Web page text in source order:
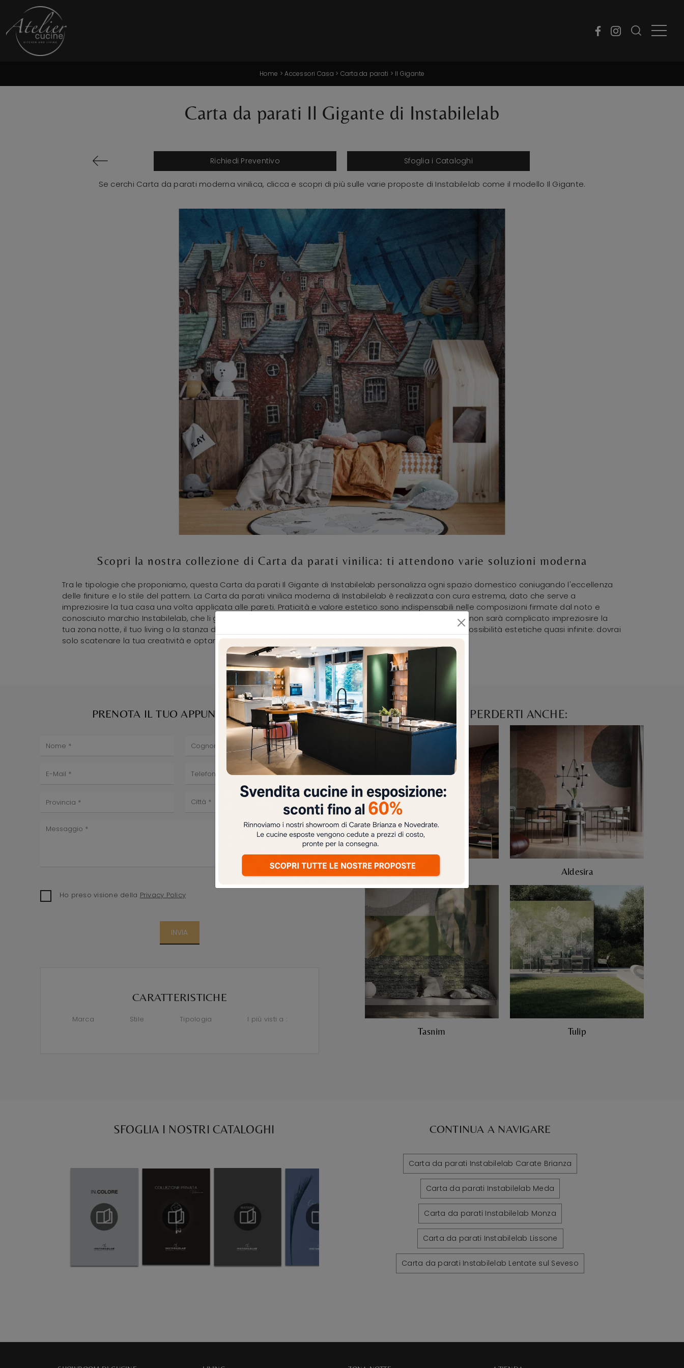
Home >Accessori Casa > Carta da parati > Il Gigante
Carta da parati Il Gigante di Instabilelab
Richiedi Preventivo Sfoglia i Cataloghi
Se cerchi Carta da parati moderna vinilica, clicca e scopri di più sulle varie proposte di Instabilelab come il modello Il Gigante.
Scopri la nostra collezione di Carta da parati vinilica: ti attendono varie soluzioni moderna
Tra le tipologie che proponiamo, questa Carta da parati Il Gigante di Instabilelab personalizza ogni spazio domestico coniugando l'eccellenza
delle finiture e lo stile del pattern. La Carta da parati vinilica moderna di Instabilelab è realizzata con cura estrema, dato che serve a
impreziosire la tua casa una volta applicata alle pareti. Praticità e valore estetico sono indispensabili nelle composizioni firmate dal noto e
conosciuto marchio Instabilelab, che li garantisce tutti e due in ogni suo prodotto. Con questa soluzione non sarà complicato impreziosire la
tua zona notte, il tuo living o la stanza da bagno, usufruendo al meglio di forma e dimensioni del locale. Possibilità estetiche quasi infinite: dovrai
solo scatenare la tua creatività e optare per uno dei nostri bellissimi modelli di Carta da parati vinilica.
PRENOTA IL TUO APPUNTAMENTO
Ho preso visione della Privacy Policy
INVIA
CARATTERISTICHE
Marca Stile Tipologia I più visti a :
NON PERDERTI ANCHE:
Thea Aldesira
Tasnim Tulip
SFOGLIA I NOSTRI CATALOGHI CONTINUA A NAVIGARE
Carta da parati Instabilelab Carate Brianza
Carta da parati Instabilelab Meda
Carta da parati Instabilelab Monza
Carta da parati Instabilelab Lissone
Carta da parati Instabilelab Lentate sul Seveso